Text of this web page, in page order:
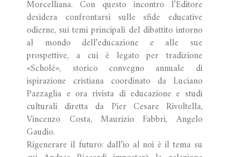
Morcelliana. Con questo incontro l’Editore
desidera confrontarsi sulle sfide educative
odierne, sui temi principali del dibattito intorno
al mondo dell’educazione e alle sue
prospettive, a cui è legato per tradizione
«Scholé», storico convegno annuale di
ispirazione cristiana coordinato da Luciano
Pazzaglia e ora rivista di educazione e studi
culturali diretta da Pier Cesare Rivoltella,
Vincenzo Costa, Maurizio Fabbri, Angelo
Gaudio.
Rigenerare il futuro: dall’io al noi è il tema su